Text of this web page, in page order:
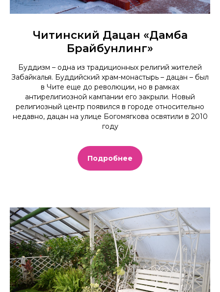
Читинский Дацан «Дамба
Брайбунлинг»
Буддизм – одна из традиционных религий жителей
Забайкалья. Буддийский храм-монастырь – дацан – был
в Чите еще до революции, но в рамках
антирелигиозной кампании его закрыли. Новый
религиозный центр появился в городе относительно
недавно, дацан на улице Богомягкова освятили в 2010
году
Подробнее